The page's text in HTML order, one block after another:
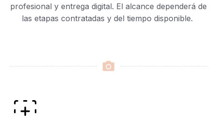
profesional y entrega digital. El alcance dependerá de
las etapas contratadas y del tiempo disponible.